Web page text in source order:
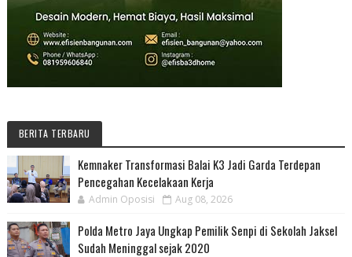
BERITA TERBARU
Kemnaker Transformasi Balai K3 Jadi Garda Terdepan
Pencegahan Kecelakaan Kerja
Admin Oposisi Aug 08, 2026
Polda Metro Jaya Ungkap Pemilik Senpi di Sekolah Jaksel
Sudah Meninggal sejak 2020